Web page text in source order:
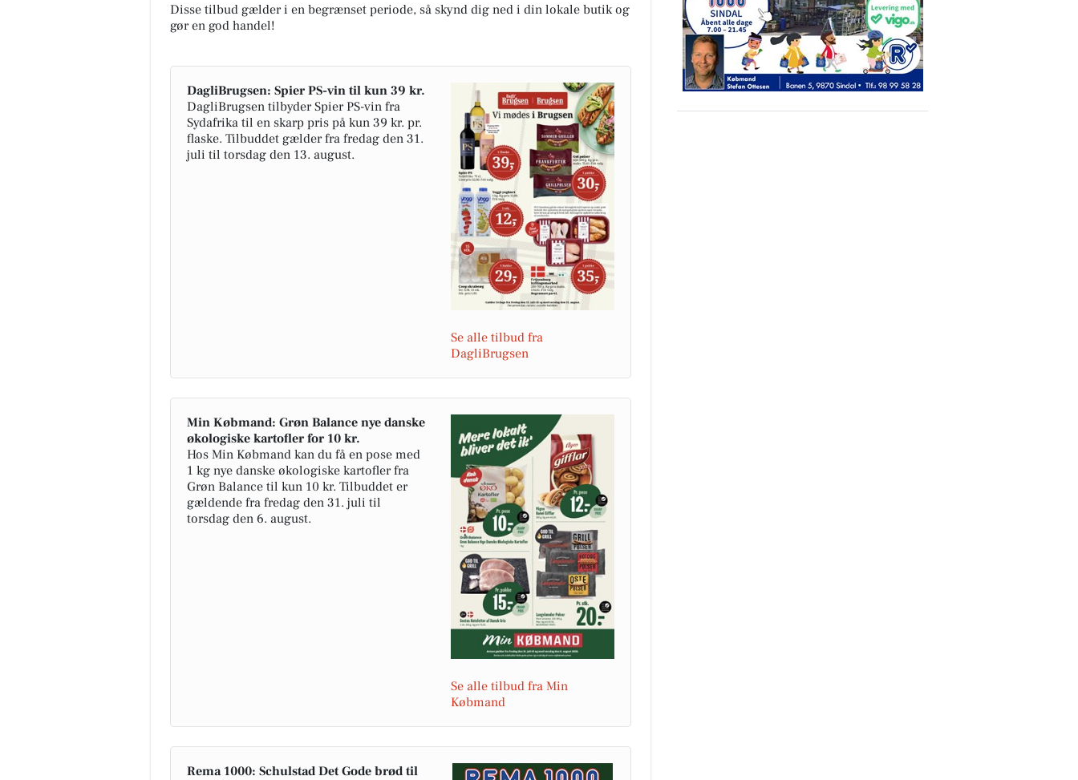
Disse tilbud gælder i en begrænset periode, så skynd dig ned i din lokale butik og
gør en god handel!
DagliBrugsen: Spier PS-vin til kun 39 kr.
DagliBrugsen tilbyder Spier PS-vin fra
Sydafrika til en skarp pris på kun 39 kr. pr.
flaske. Tilbuddet gælder fra fredag den 31.
juli til torsdag den 13. august.
Se alle tilbud fra
DagliBrugsen
Min Købmand: Grøn Balance nye danske
økologiske kartofler for 10 kr.
Hos Min Købmand kan du få en pose med
1 kg nye danske økologiske kartofler fra
Grøn Balance til kun 10 kr. Tilbuddet er
gældende fra fredag den 31. juli til
torsdag den 6. august.
Se alle tilbud fra Min
Købmand
Rema 1000: Schulstad Det Gode brød til